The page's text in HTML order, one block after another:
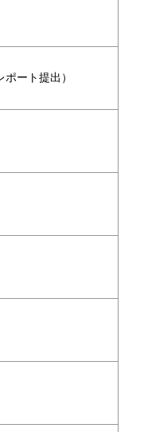
ート提出）